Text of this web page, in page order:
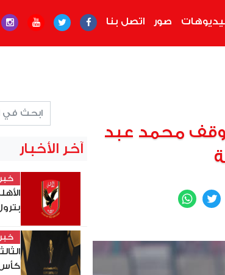
صور اتصل بنا
محمد عبد
Facebook
Twitter
آخر الأخبار
خبر
خبر